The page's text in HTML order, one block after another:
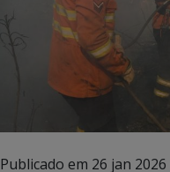
Publicado em 26 jan 2026